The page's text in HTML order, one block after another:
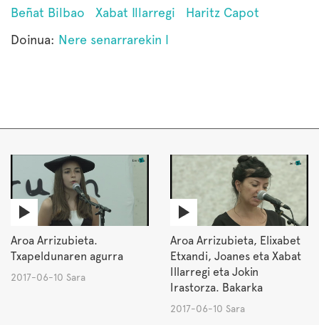
Beñat Bilbao Xabat Illarregi
Haritz Capot
Doinua: Nere senarrarekin I
Aroa Arrizubieta.
Txapeldunaren agurra
2017-06-10 Sara
Aroa Arrizubieta, Elixabet
Etxandi, Joanes eta Xabat
Illarregi eta Jokin
Irastorza. Bakarka
2017-06-10 Sara